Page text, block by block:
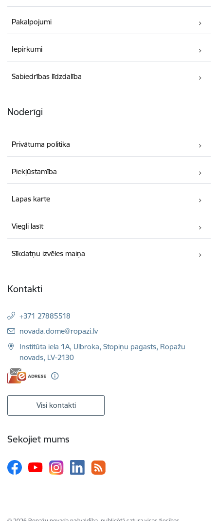
Pakalpojumi
Iepirkumi
Sabiedrības līdzdalība
Noderīgi
Privātuma politika
Piekļūstamība
Lapas karte
Viegli lasīt
Sīkdatņu izvēles maiņa
Kontakti
+371 27885518
E-pasts:
novada.dome@ropazi.lv
Institūta iela 1A, Ulbroka, Stopiņu pagasts, Ropažu
novads, LV-2130
Visi kontakti
Sekojiet mums